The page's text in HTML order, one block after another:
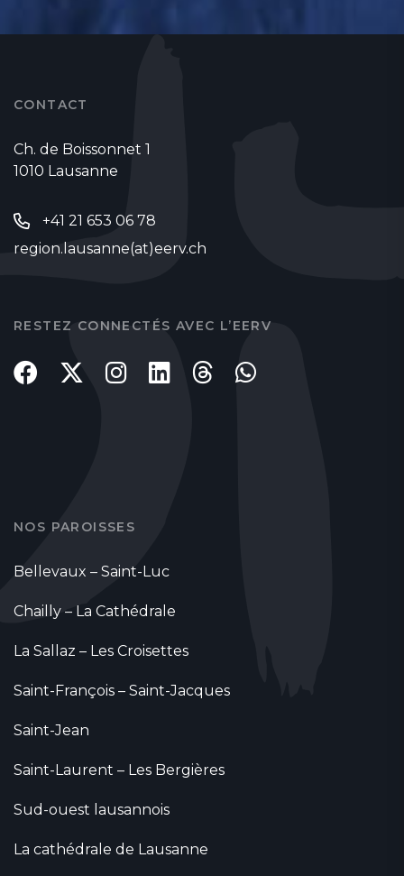
CONTACT
Ch. de Boissonnet 1
1010 Lausanne
+41 21 653 06 78
region.lausanne(at)eerv.ch
RESTEZ CONNECTÉS AVEC L’EERV
NOS PAROISSES
Bellevaux – Saint-Luc
Chailly – La Cathédrale
La Sallaz – Les Croisettes
Saint-François – Saint-Jacques
Saint-Jean
Saint-Laurent – Les Bergières
Sud-ouest lausannois
La cathédrale de Lausanne